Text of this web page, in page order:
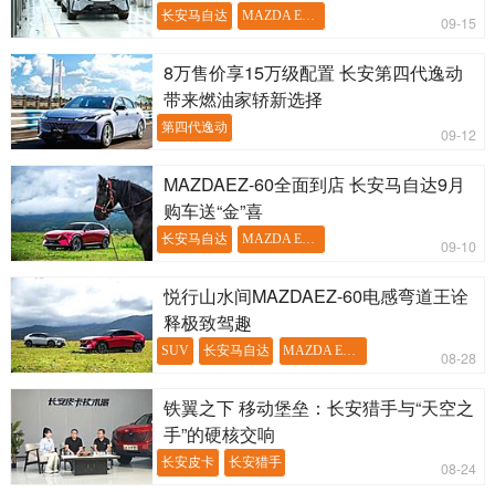
长安马自达 MAZDA EZ-60 09-15
第四代逸动
8万售价享15万级配置 长安第四代逸动
带来燃油家轿新选择
09-12
长安马自达 MAZDA EZ-60
MAZDAEZ-60全面到店 长安马自达9月
购车送“金”喜
09-10
SUV 长安马自达 MAZDA EZ-60
悦行山水间MAZDAEZ-60电感弯道王诠
释极致驾趣
08-28
长安皮卡 长安猎手
铁翼之下 移动堡垒：长安猎手与“天空之
手”的硬核交响
08-24